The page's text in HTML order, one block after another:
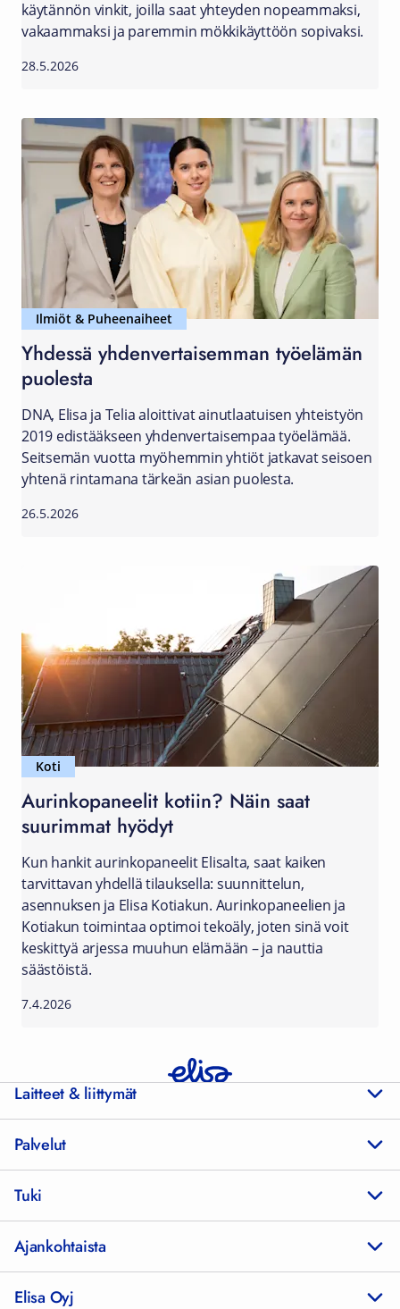
käytännön vinkit, joilla saat yhteyden nopeammaksi,
vakaammaksi ja paremmin mökkikäyttöön sopivaksi.
28.5.2026
Ilmiöt & Puheenaiheet
Yhdessä yhdenvertaisemman työelämän
puolesta
DNA, Elisa ja Telia aloittivat ainutlaatuisen yhteistyön
2019 edistääkseen yhdenvertaisempaa työelämää.
Seitsemän vuotta myöhemmin yhtiöt jatkavat seisoen
yhtenä rintamana tärkeän asian puolesta.
26.5.2026
Koti
Aurinkopaneelit kotiin? Näin saat
suurimmat hyödyt
Kun hankit aurinkopaneelit Elisalta, saat kaiken
tarvittavan yhdellä tilauksella: suunnittelun,
asennuksen ja Elisa Kotiakun. Aurinkopaneelien ja
Kotiakun toimintaa optimoi tekoäly, joten sinä voit
keskittyä arjessa muuhun elämään – ja nauttia
säästöistä.
7.4.2026
Laitteet & liittymät
Palvelut
Tuki
Ajankohtaista
Elisa Oyj